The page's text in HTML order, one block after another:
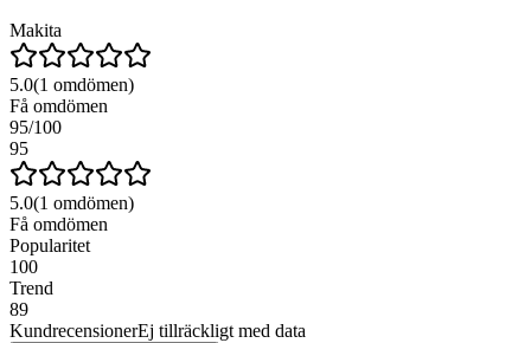
Makita
5.0(1 omdömen)
Få omdömen
95/100
95
5.0(1 omdömen)
Få omdömen
Popularitet
100
Trend
89
KundrecensionerEj tillräckligt med data